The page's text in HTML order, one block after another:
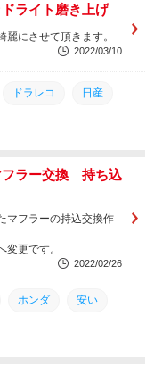
ライト磨き上げ
麗にさせて頂きます。
2022/03/10
ドラレコ 日産
安い 持込
ラー交換 持ち込
マフラーの持込交換作
変更です。
2022/02/26
ホンダ 安い